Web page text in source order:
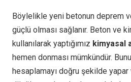
Böylelikle yeni betonun deprem
güçlü olması sağlanır. Beton ve
kullanılarak yaptığımız kimyasal
hemen donması mümkündür.
hesaplamayı doğru şekilde